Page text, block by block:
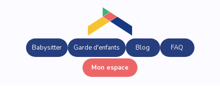
Babysitter Garde d'enfants Blog FAQ
Mon espace